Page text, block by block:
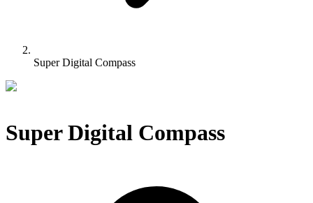
Super Digital Compass
Super Digital Compass